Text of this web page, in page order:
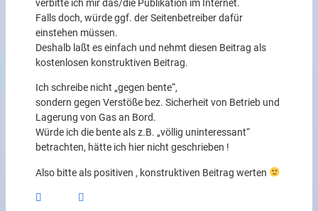
verbitte ich mir das/die Publikation im Internet.
Falls doch, würde ggf. der Seitenbetreiber dafür
einstehen müssen.
Deshalb laßt es einfach und nehmt diesen Beitrag als
kostenlosen konstruktiven Beitrag.
Ich schreibe nicht „gegen bente“,
sondern gegen Verstöße bez. Sicherheit von Betrieb und
Lagerung von Gas an Bord.
Würde ich die bente als z.B. „völlig uninteressant“
betrachten, hätte ich hier nicht geschrieben !
Also bitte als positiven , konstruktiven Beitrag werten